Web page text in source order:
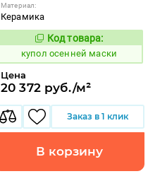
Материал:
Керамика
852172
Код товара:
купол осенней маски
Цена
20 372 руб./м²
Заказ в 1 клик
В корзину